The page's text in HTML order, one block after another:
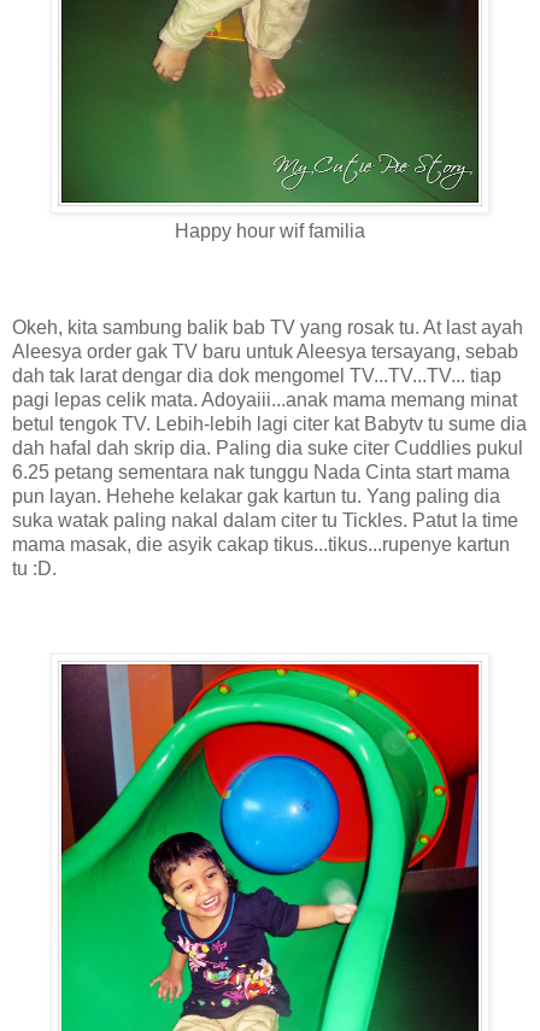
Happy hour wif familia
Okeh, kita sambung balik bab TV yang rosak tu. At last ayah
Aleesya order gak TV baru untuk Aleesya tersayang, sebab
dah tak larat dengar dia dok mengomel TV...TV...TV... tiap
pagi lepas celik mata. Adoyaiii...anak mama memang minat
betul tengok TV. Lebih-lebih lagi citer kat Babytv tu sume dia
dah hafal dah skrip dia. Paling dia suke citer Cuddlies pukul
6.25 petang sementara nak tunggu Nada Cinta start mama
pun layan. Hehehe kelakar gak kartun tu. Yang paling dia
suka watak paling nakal dalam citer tu Tickles. Patut la time
mama masak, die asyik cakap tikus...tikus...rupenye kartun
tu :D.